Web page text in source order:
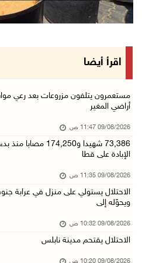
09/آب/2026 10:02 ص
اعتقال مواطنين من بلدة سنجل شمال
قوات الاحتلال تنصب حاجزا عسكريا
إجلاء آلاف السكان مع اتساع حرائق
جيش الاحتلال يواصل نسف المنازل
09/آب/2026 09:29 ص
الملتقى الثاني لـ"شعراء من أجل
09/آب/2026 09:13 ص
مستعمرون إرهابيون يحرقون مسكنا
09/آب/2026 08:49 ص
اقرأ أيضا
مستعمرون يتلفون مزروعات بعد رعي
أراضي المغير
09/08/2026 11:47 ص
73,386 شهيدا و174,250
الإبادة على قطا
09/08/2026 11:35 ص
الاحتلال يستولي على منزل في عرابة
ويحوّله إلى
09/08/2026 10:32 ص
الاحتلال يقتحم مدينة نابلس